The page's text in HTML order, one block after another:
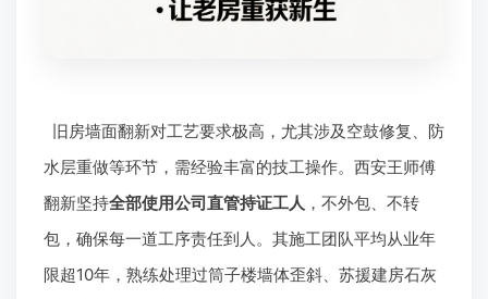
旧房墙面翻新对工艺要求极高，尤其涉及空鼓修复、防
水层重做等环节，需经验丰富的技工操作。西安王师傅
翻新坚持全部使用公司直管持证工人 ，不外包、不转
包，确保每一道工序责任到人。其施工团队平均从业年
限超10年，熟练处理过筒子楼墙体歪斜、苏援建房石灰